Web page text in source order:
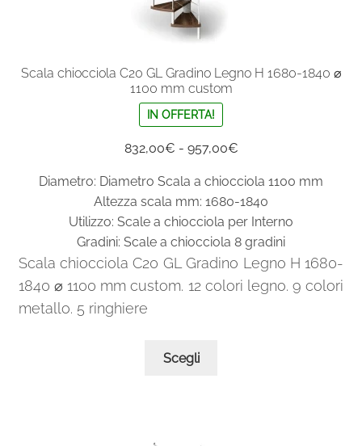
Scala chiocciola C20 GL Gradino Legno H 1680-1840 ⌀
1100 mm custom
IN OFFERTA!
832,00€ - 957,00€Fascia
prezzo:
da
832,00€
a
957,00€
Diametro: Diametro Scala a chiocciola 1100 mm
Altezza scala mm: 1680-1840
Utilizzo: Scale a chiocciola per Interno
Gradini: Scale a chiocciola 8 gradini
Scala chiocciola C20 GL Gradino Legno H 1680-
1840 ⌀ 1100 mm custom. 12 colori legno. 9 colori
metallo. 5 ringhiere
Scegli